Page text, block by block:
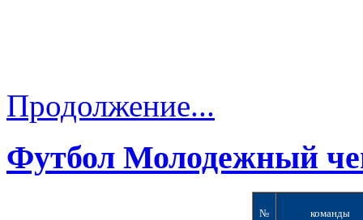
Продолжение...
Футбол Молодежный
№ команды